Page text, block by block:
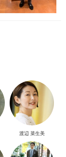
渡辺 菜生美